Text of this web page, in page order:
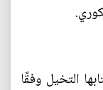
التخيل وفقًا